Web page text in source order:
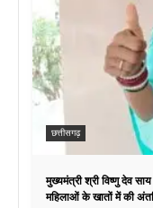
छत्तीसगढ़
मुख्यमंत्री श्री विष्णु देव
महिलाओं के खातों में की